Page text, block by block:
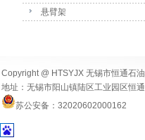
悬臂架
珩磨管40*50
Copyright @ HTSYJX 无锡市恒通石
地址：无锡市阳山镇陆区工业园区恒
苏公安备：32020602000162